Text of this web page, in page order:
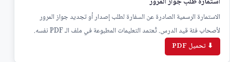
الاستمارة الرسمية الصادرة عن السفارة لطلب إصدار أو تجديد جواز المرور
لأصحاب فئة قيد الدرس. تُعتمد التعليمات المطبوعة في ملف الـ PDF نفسه.
⬇ تحميل PDF